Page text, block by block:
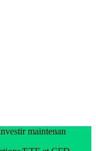
maintenan